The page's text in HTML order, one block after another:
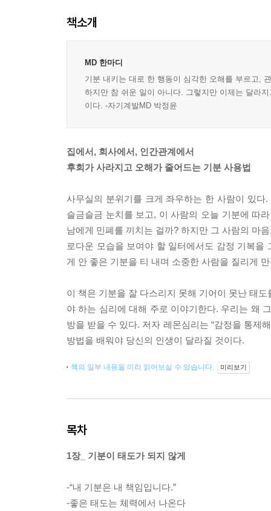
책소개
MD 한마디
기분 내키는 대로 한 행동이 심각한 오해를 부르고,
하지만 참 쉬운 일이 아니다. 그렇지만 이제는 달라
이다. -자기계발MD 박정윤
집에서, 회사에서, 인간관계에서
후회가 사라지고 오해가 줄어드는 기분 사용법
사무실의 분위기를 크게 좌우하는 한 사람이 있다
슬금슬금 눈치를 보고, 이 사람의 오늘 기분에 따
남에게 민폐를 끼치는 걸까? 하지만 그 사람의 마
로다운 모습을 보여야 할 일터에서도 감정 기복
게 안 좋은 기분을 티 내며 소중한 사람을 질리게
이 책은 기분을 잘 다스리지 못해 기어이 못난 태
야 하는 심리에 대해 주로 이야기한다. 우리는 왜
방을 받을 수 있다. 저자 레몬심리는 “감정을 통제
방법을 배워야 당신의 인생이 달라질 것이다.
책의 일부 내용을 미리 읽어보실 수 있습니다. 미리보기
목차
1장_ 기분이 태도가 되지 않게
-“내 기분은 내 책임입니다.”
-좋은 태도는 체력에서 나온다